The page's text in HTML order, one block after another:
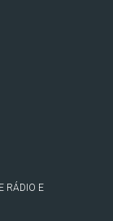
RÁDIO E